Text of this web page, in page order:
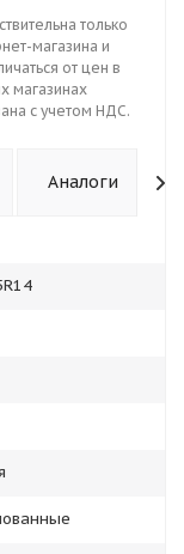
только
магазина и
от цен в
магазинах
с учетом НДС.
Аналоги